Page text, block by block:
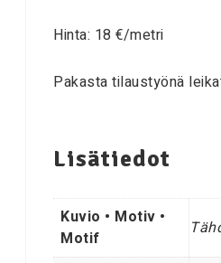
Hinta: 18 €/metri
Pakasta tilaustyönä
Lisätiedot
Kuvio • Motiv •
Motif